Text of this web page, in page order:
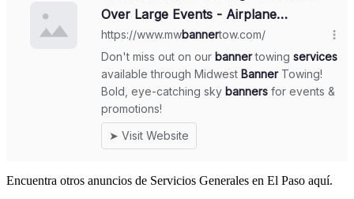
Encuentra otros anuncios de Servicios Generales en El Paso aquí.